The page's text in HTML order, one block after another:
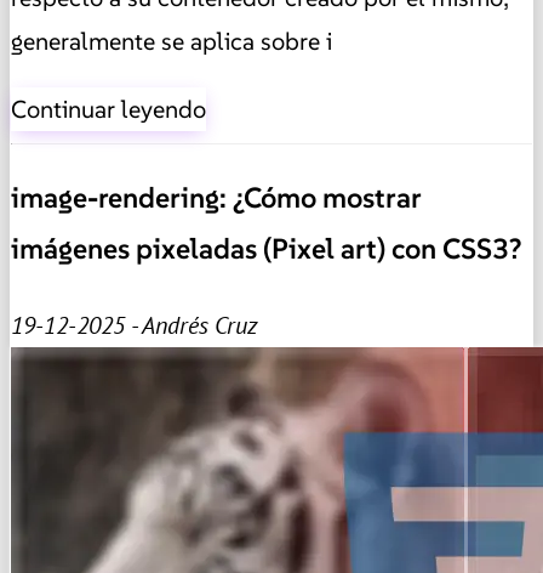
generalmente se aplica sobre i
Continuar leyendo
image-rendering: ¿Cómo mostrar
imágenes pixeladas (Pixel art) con CSS3?
19-12-2025 - Andrés Cruz